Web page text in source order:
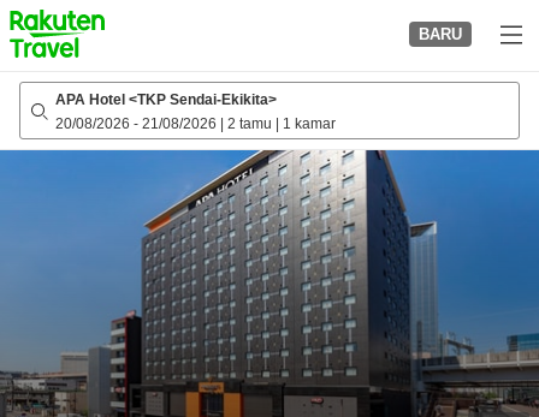
to
top
page
BARU
APA Hotel <TKP Sendai-Ekikita>
20/08/2026 - 21/08/2026 2 tamu 1 kamar